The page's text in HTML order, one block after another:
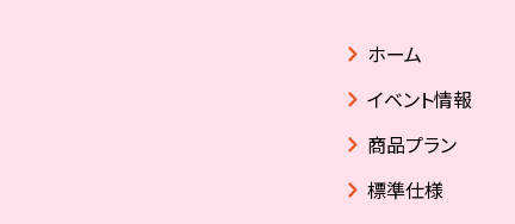
ホーム
イベント情報
商品プラン
標準仕様